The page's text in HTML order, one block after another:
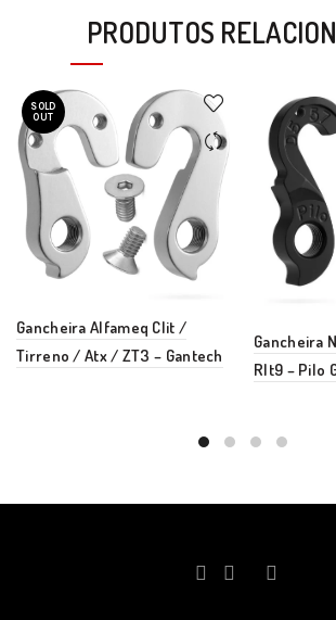
PRODUTOS
SOLD
OUT
Gancheira Alfameq Clit /
Tirreno / Atx / ZT3 – Gantech
Gancheira
Rlt9 – Pilo